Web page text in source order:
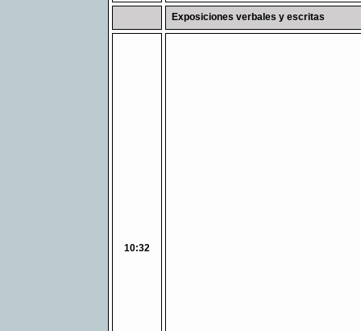
Exposiciones verbales y escritas
10:32